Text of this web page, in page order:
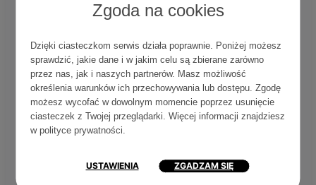
Zgoda na cookies
Dzięki ciasteczkom serwis działa poprawnie. Poniżej możesz
sprawdzić, jakie dane i w jakim celu są zbierane zarówno
przez nas, jak i naszych partnerów. Masz możliwość
określenia warunków ich przechowywania lub dostępu. Zgodę
możesz wycofać w dowolnym momencie poprzez usunięcie
ciasteczek z Twojej przeglądarki. Więcej informacji znajdziesz
w polityce prywatności.
USTAWIENIA ZGADZAM SIĘ